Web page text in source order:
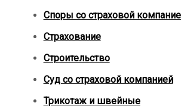
Споры со страховой
Страхование
Строительство
Суд со страховой компанией
Трикотаж и швейные